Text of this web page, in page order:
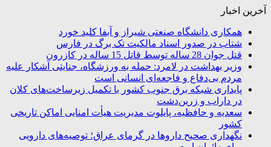
آخرین اخبار
همکاری دانشگاه صنعتی شیراز و آبفا کلید خورد
شتاب در صدور اسناد مالکیت تک برگ در فارس
قتل جوان 28 ساله توسط قاتل 15 ساله در کازرون
وزیر بهداشت در لامرد: حمله به ورزشگاه، جنایتی آشکار علیه
مردم بی‌دفاع و فاجعه‌ای انسانی است
پایداری شبکه برق جنوب کشور با تکمیل زیرساخت‌های کلان
در داراب و زرین‌دشت
سعدیه و حافظیه، پایلوت مدیریت هیأت امنایی اماکن تاریخی
کشور
نگهداری صحیح داروها در گرمای عراق؛ توصیه‌های دارویی